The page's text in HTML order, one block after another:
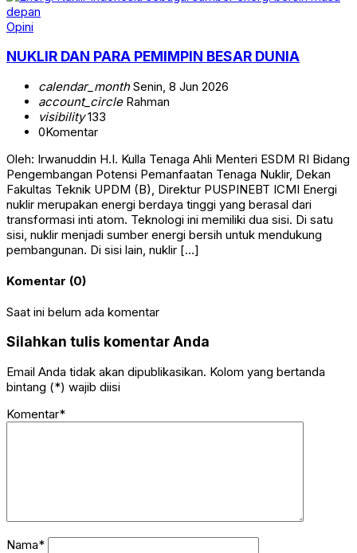
Opini
NUKLIR DAN PARA PEMIMPIN BESAR DUNIA
calendar_monthSenin, 8 Jun 2026
account_circleRahman
visibility133
0Komentar
Oleh: Irwanuddin H.I. Kulla Tenaga Ahli Menteri ESDM RI Bidang
Pengembangan Potensi Pemanfaatan Tenaga Nuklir, Dekan
Fakultas Teknik UPDM (B), Direktur PUSPINEBT ICMI Energi
nuklir merupakan energi berdaya tinggi yang berasal dari
transformasi inti atom. Teknologi ini memiliki dua sisi. Di satu
sisi, nuklir menjadi sumber energi bersih untuk mendukung
pembangunan. Di sisi lain, nuklir […]
Komentar (0)
Saat ini belum ada komentar
Silahkan tulis komentar Anda
Email Anda tidak akan dipublikasikan. Kolom yang bertanda
bintang (*) wajib diisi
Komentar*
Nama*